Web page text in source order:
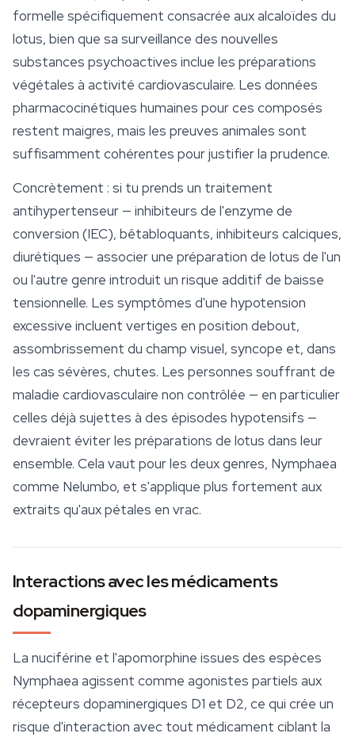
formelle spécifiquement consacrée aux alcaloïdes du
lotus, bien que sa surveillance des nouvelles
substances psychoactives inclue les préparations
végétales à activité cardiovasculaire. Les données
pharmacocinétiques humaines pour ces composés
restent maigres, mais les preuves animales sont
suffisamment cohérentes pour justifier la prudence.
Concrètement : si tu prends un traitement
antihypertenseur — inhibiteurs de l'enzyme de
conversion (IEC), bêtabloquants, inhibiteurs calciques,
diurétiques — associer une préparation de lotus de l'un
ou l'autre genre introduit un risque additif de baisse
tensionnelle. Les symptômes d'une hypotension
excessive incluent vertiges en position debout,
assombrissement du champ visuel, syncope et, dans
les cas sévères, chutes. Les personnes souffrant de
maladie cardiovasculaire non contrôlée — en particulier
celles déjà sujettes à des épisodes hypotensifs —
devraient éviter les préparations de lotus dans leur
ensemble. Cela vaut pour les deux genres, Nymphaea
comme Nelumbo, et s'applique plus fortement aux
extraits qu'aux pétales en vrac.
Interactions avec les médicaments
dopaminergiques
La nuciférine et l'apomorphine issues des espèces
Nymphaea agissent comme agonistes partiels aux
récepteurs dopaminergiques D1 et D2, ce qui crée un
risque d'interaction avec tout médicament ciblant la